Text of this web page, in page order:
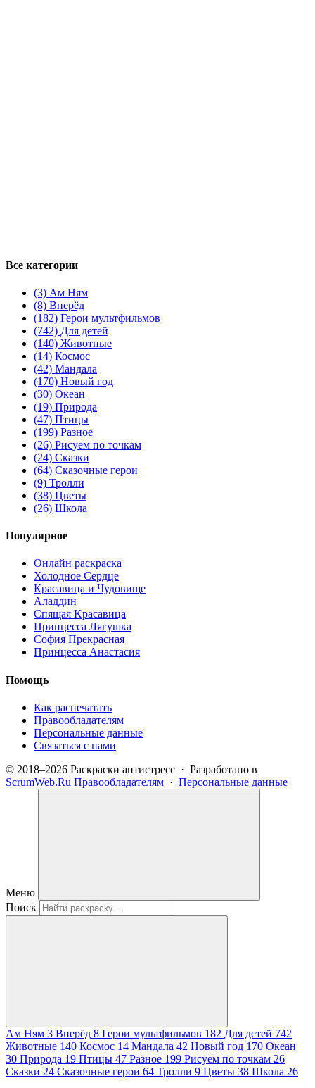
Все категории
(3) Ам Ням
(8) Вперёд
(182) Герои мультфильмов
(742) Для детей
(140) Животные
(14) Космос
(42) Мандала
(170) Новый год
(30) Океан
(19) Природа
(47) Птицы
(199) Разное
(26) Рисуем по точкам
(24) Сказки
(64) Сказочные герои
(9) Тролли
(38) Цветы
(26) Школа
Популярное
Онлайн раскраска
Холодное Сердце
Красавица и Чудовище
Аладдин
Спящая Kрасавица
Принцесса Лягушка
София Прекрасная
Принцесса Анастасия
Помощь
Как распечатать
Правообладателям
Персональные данные
Связаться с нами
© 2018–2026 Раскраски антистресс · Разработано в
ScrumWeb.Ru Правообладателям · Персональные данные
Меню
Поиск
Ам Ням 3 Вперёд 8 Герои мультфильмов 182 Для детей 742
Животные 140 Космос 14 Мандала 42 Новый год 170 Океан
30 Природа 19 Птицы 47 Разное 199 Рисуем по точкам 26
Сказки 24 Сказочные герои 64 Тролли 9 Цветы 38 Школа 26